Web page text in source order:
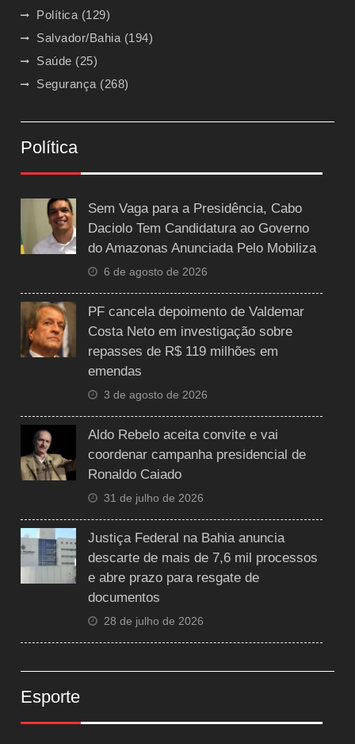
Política(129)
Salvador/Bahia(194)
Saúde (25)
Segurança(268)
Política
Sem Vaga para a Presidência, Cabo
Daciolo Tem Candidatura ao Governo
do Amazonas Anunciada Pelo Mobiliza
6 de agosto de 2026
PF cancela depoimento de Valdemar
Costa Neto em investigação sobre
repasses de R$ 119 milhões em
emendas
3 de agosto de 2026
Aldo Rebelo aceita convite e vai
coordenar campanha presidencial de
Ronaldo Caiado
31 de julho de 2026
Justiça Federal na Bahia anuncia
descarte de mais de 7,6 mil processos
e abre prazo para resgate de
documentos
28 de julho de 2026
Esporte